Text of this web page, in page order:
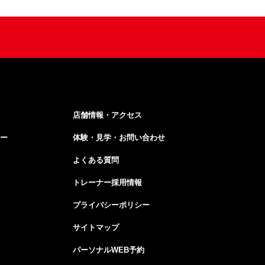
店舗情報・アクセス
体験・見学・お問い合わせ
よくある質問
トレーナー採用情報
プライバシーポリシー
サイトマップ
パーソナルWEB予約